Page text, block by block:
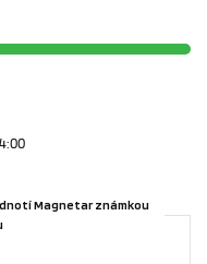
Magnetar známkou